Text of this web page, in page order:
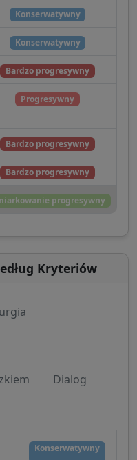
Konserwatywny
Konserwatywny
Bardzo progresywny
Progresywny
Bardzo progresywny
Bardzo progresywny
progresywny
Kryteriów
Dialog
Konserwatywny